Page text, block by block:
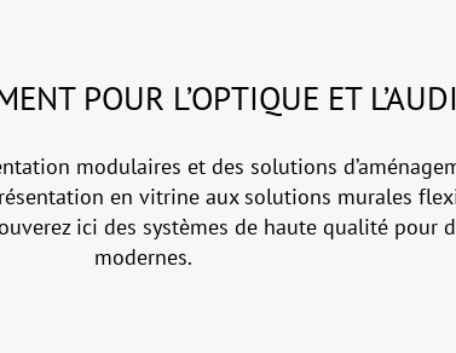
POUR L’OPTIQUE ET
modulaires et des solutions
en vitrine aux solutions murales
ici des systèmes de haute qualité pour
modernes.